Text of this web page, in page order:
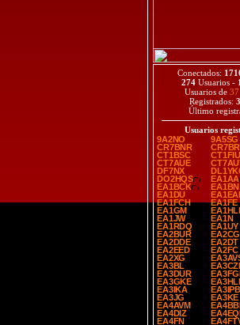
Conectados:
274 Usuarios -
Usuarios de
Registrados:
Último
Usuarios
9A2NO
9A5SG
CR7BNR
CT1BSC
CT1FIU
CT7AUE
DF7NX
DO2HQS
EA1AA
EA1BCK
EA1BN
EA1DU
EA1FCH
EA1FE
EA1GM
EA1JW
EA1N
EA1RDQ
EA1UY
EA2BUR
EA2CG
EA2DDE
EA2DT
EA2EED
EA2FC
EA2XG
EA3BL
EA3DUR
EA3GKE
EA3IKA
EA3IPB
EA3JG
EA3KE
EA4AVM
EA4DIZ
EA4FN